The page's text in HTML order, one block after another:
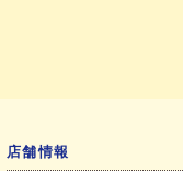
店舗情報